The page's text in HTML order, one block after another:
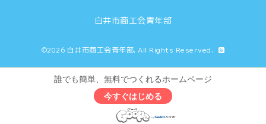
白井市商工会青年部
©2026 白井市商工会青年部. All Rights Reserved.
誰でも簡単、無料でつくれるホームページ
今すぐはじめる